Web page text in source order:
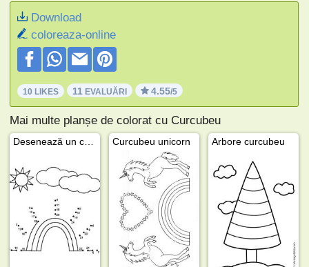
Download
coloreaza-online
10 LIKES 11 EVALUĂRI 4.55/5
Mai multe planșe de colorat cu Curcubeu
Curcubeu unicorn Arbore curcubeu